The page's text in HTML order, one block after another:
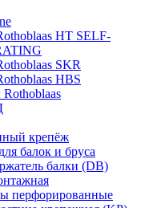
HT SELF-
SKR
НВS
крепёж
балок и бруса
балки (DB)
перфорированные